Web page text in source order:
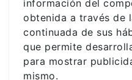
información del
obtenida a través de
continuada de sus
que permite
para mostrar
mismo.